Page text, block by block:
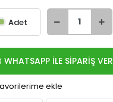
Adet
WHATSAPP İLE SİPARİŞ VER
ekle